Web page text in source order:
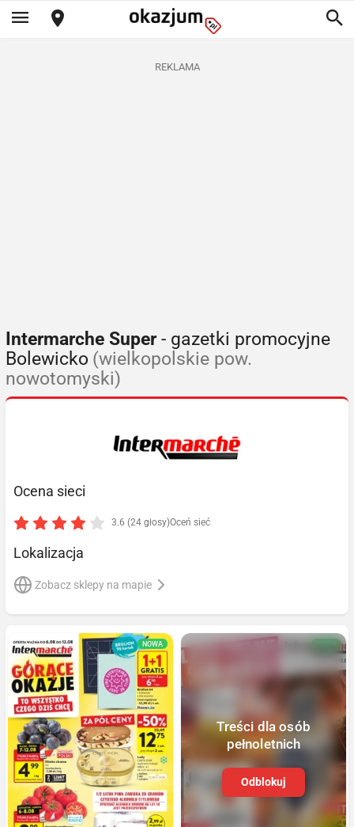
REKLAMA
Intermarche Super- gazetki promocyjne
Bolewicko (wielkopolskie pow.
nowotomyski)
Ocena sieci
3.6 (24 głosy)Oceń sieć
Lokalizacja
Zobacz sklepy na mapie
NOWA
Treści dla osób
pełnoletnich
Odblokuj